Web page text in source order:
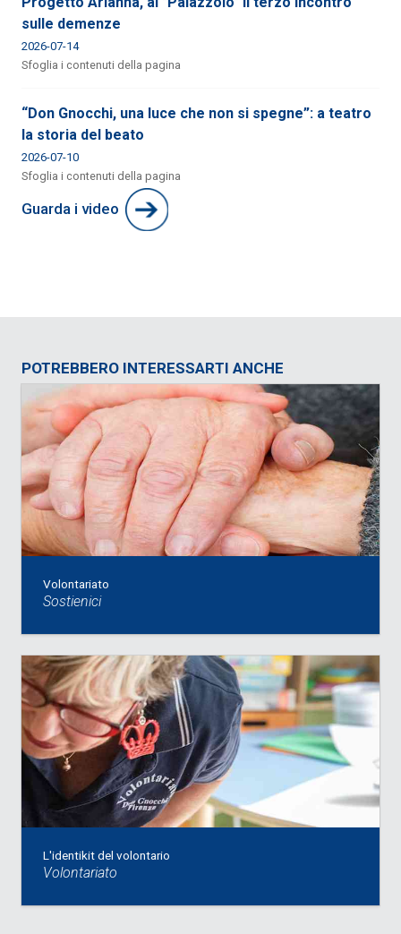
sulle demenze
2026-07-14
Sfoglia i contenuti della pagina
“Don Gnocchi, una luce che non si spegne”: a teatro
la storia del beato
2026-07-10
Sfoglia i contenuti della pagina
Guarda i video
POTREBBERO INTERESSARTI ANCHE
Volontariato
Sostienici
L'identikit del volontario
Volontariato